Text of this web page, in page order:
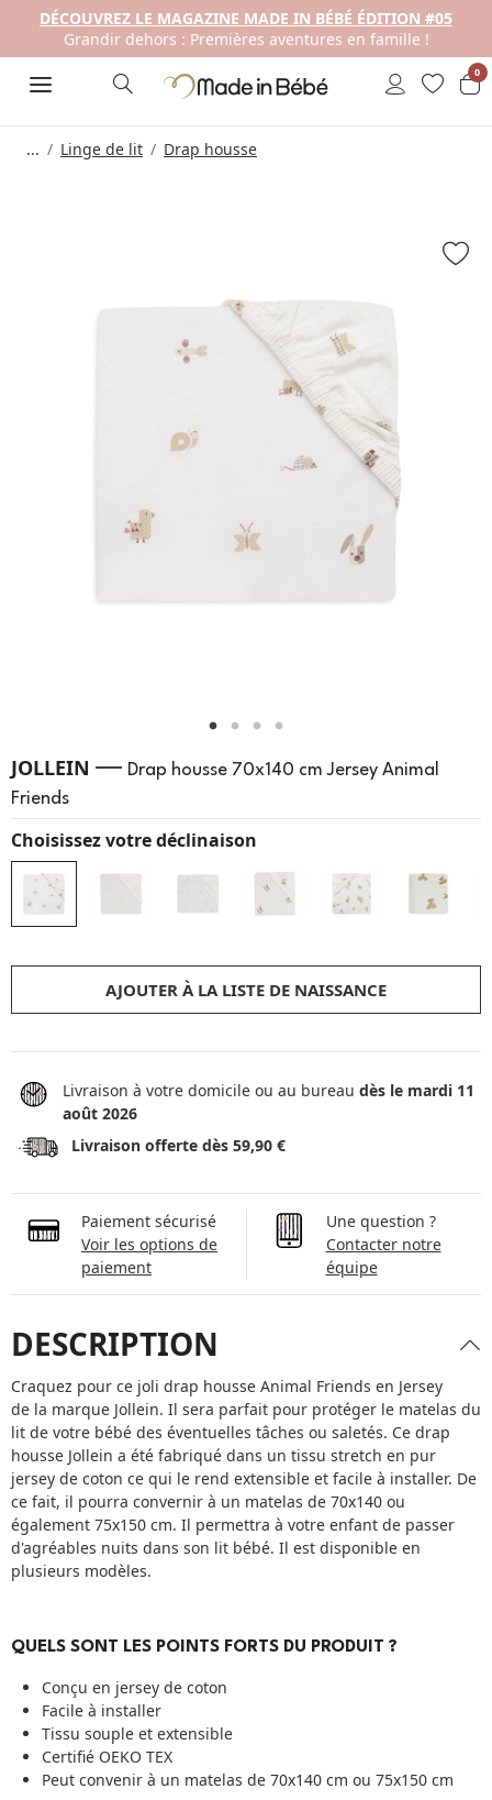
DÉCOUVREZ LE MAGAZINE MADE IN BÉBÉ ÉDITION #05
Grandir dehors : Premières aventures en famille !
0
... Linge de lit Drap housse
JOLLEIN — Drap housse 70x140 cm Jersey Animal
Friends
Choisissez votre déclinaison
AJOUTER À LA LISTE DE NAISSANCE
Livraison à votre domicile ou au bureau dès le mardi 11
août 2026
Livraison offerte dès 59,90 €
Paiement sécurisé
Voir les options de
paiement
Une question ?
Contacter notre
équipe
DESCRIPTION
Craquez pour ce joli drap housse Animal Friends en Jersey
de la marque Jollein. Il sera parfait pour protéger le matelas du
lit de votre bébé des éventuelles tâches ou saletés. Ce drap
housse Jollein a été fabriqué dans un tissu stretch en pur
jersey de coton ce qui le rend extensible et facile à installer. De
ce fait, il pourra convernir à un matelas de 70x140 ou
également 75x150 cm. Il permettra à votre enfant de passer
d'agréables nuits dans son lit bébé. Il est disponible en
plusieurs modèles.
QUELS SONT LES POINTS FORTS DU PRODUIT ?
Conçu en jersey de coton
Facile à installer
Tissu souple et extensible
Certifié OEKO TEX
Peut convenir à un matelas de 70x140 cm ou 75x150 cm